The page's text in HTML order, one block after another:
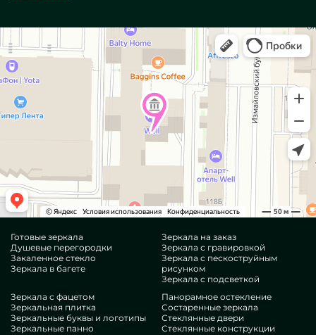
Готовые зеркала
Душевые перегородки
Закаленное стекло
Зеркала в багете
Зеркала на заказ
Зеркала с гравировкой
Зеркала с пескоструйным
рисунком
Зеркала с подсветкой
Зеркала с фацетом
Зеркальная плитка
Зеркальные буквы и логотипы
Зеркальные панно
Панорамное остекление
Состаренные зеркала
Стеклянные двери
Стеклянные конструкции